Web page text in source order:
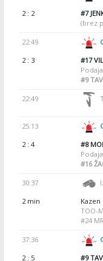
2 : 2
#7
(brez
22:49
2 : 3
#17
#9
22:49
25:13
2 : 4
#8
#16
30:37
2 min
TOO-
#24
37:36
2 : 5
#9